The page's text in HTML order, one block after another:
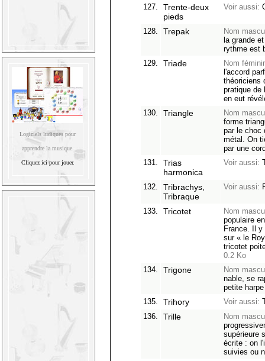
Logiciels ludiques pour
apprendre la musique.
Cliquez ici pour jouer.
127.
Trente-deux
pieds
Voir aussi:
128. Trepak
Nom
la grande
rythme est
129.
Triade
Nom
l'accord
théoriciens
pratique de
en eut
130.
Triangle
Nom
forme
par le choc
métal. On
par une
131.
Trias
harmonica
Voir aussi:
132.
Tribrachys,
Tribraque
Voir aussi:
133. Tricotet
Nom
populaire
France. Il
sur « le
tricotet
0.2 Ko
134.
Trigone
Nom
nable, se
petite
135.
Trihory Voir aussi:
136.
Trille
Nom
supérieure
écrite : on
suivies ou